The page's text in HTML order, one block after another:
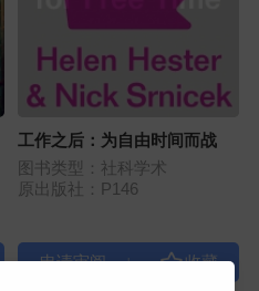
工作之后：为自由时间而战
图书类型：社科学术
原出版社：P146
|